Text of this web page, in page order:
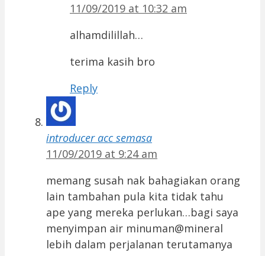
11/09/2019 at 10:32 am
alhamdilillah…
terima kasih bro
Reply
introducer acc semasa
11/09/2019 at 9:24 am
memang susah nak bahagiakan orang
lain tambahan pula kita tidak tahu
ape yang mereka perlukan…bagi saya
menyimpan air minuman@mineral
lebih dalam perjalanan terutamanya